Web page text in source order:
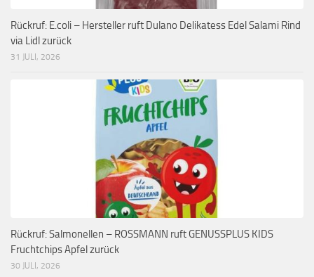
Rückruf: E.coli – Hersteller ruft Dulano Delikatess Edel Salami Rind
via Lidl zurück
31 JULI, 2026
Rückruf: Salmonellen – ROSSMANN ruft GENUSSPLUS KIDS
Fruchtchips Apfel zurück
30 JULI, 2026